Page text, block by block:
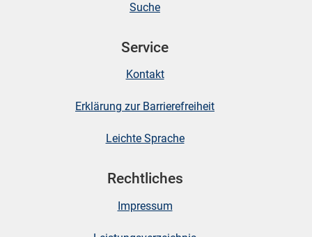
Suche
Service
Kontakt
Erklärung zur Barrierefreiheit
Leichte Sprache
Rechtliches
Impressum